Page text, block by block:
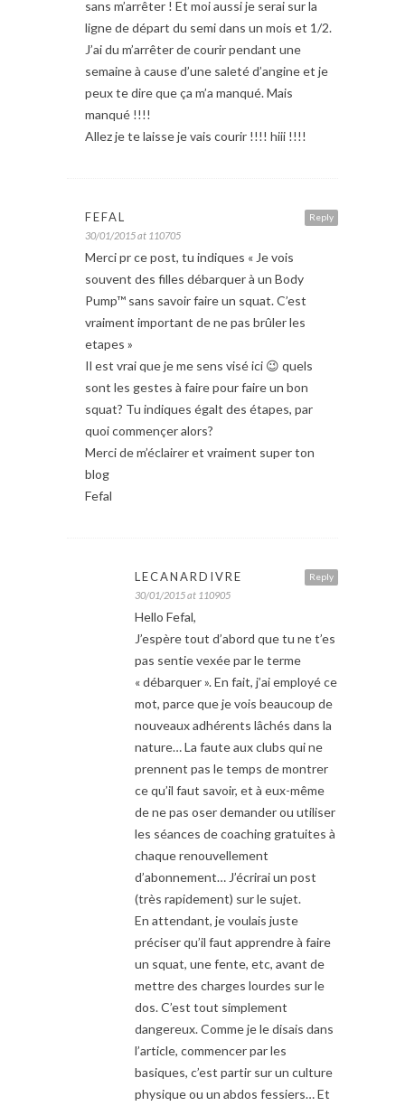
sans m’arrêter ! Et moi aussi je serai sur la
ligne de départ du semi dans un mois et 1/2.
J’ai du m’arrêter de courir pendant une
semaine à cause d’une saleté d’angine et je
peux te dire que ça m’a manqué. Mais
manqué !!!!
Allez je te laisse je vais courir !!!! hiii !!!!
Reply
FEFAL
30/01/2015 at 110705
Merci pr ce post, tu indiques « Je vois
souvent des filles débarquer à un Body
Pump™ sans savoir faire un squat. C’est
vraiment important de ne pas brûler les
etapes »
Il est vrai que je me sens visé ici 😉 quels
sont les gestes à faire pour faire un bon
squat? Tu indiques égalt des étapes, par
quoi commençer alors?
Merci de m’éclairer et vraiment super ton
blog
Fefal
Reply
LECANARDIVRE
30/01/2015 at 110905
Hello Fefal,
J’espère tout d’abord que tu ne t’es
pas sentie vexée par le terme
« débarquer ». En fait, j’ai employé ce
mot, parce que je vois beaucoup de
nouveaux adhérents lâchés dans la
nature… La faute aux clubs qui ne
prennent pas le temps de montrer
ce qu’il faut savoir, et à eux-même
de ne pas oser demander ou utiliser
les séances de coaching gratuites à
chaque renouvellement
d’abonnement… J’écrirai un post
(très rapidement) sur le sujet.
En attendant, je voulais juste
préciser qu’il faut apprendre à faire
un squat, une fente, etc, avant de
mettre des charges lourdes sur le
dos. C’est tout simplement
dangereux. Comme je le disais dans
l’article, commencer par les
basiques, c’est partir sur un culture
physique ou un abdos fessiers… Et